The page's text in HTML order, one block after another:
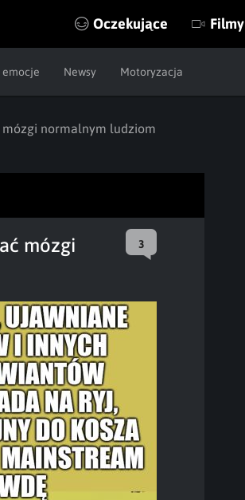
Oczekujące Filmy
emocje Newsy Motoryzacja
normalnym ludziom
mózgi 3